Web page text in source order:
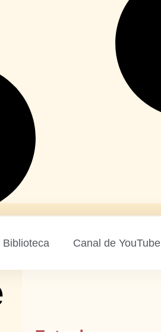
Biblioteca Canal de YouTube